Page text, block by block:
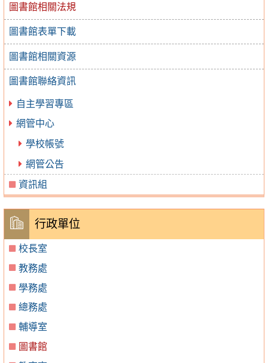
圖書館相關法規
圖書館表單下載
圖書館相關資源
圖書館聯絡資訊
自主學習專區
網管中心
學校帳號
網管公告
資訊組
行政單位
校長室
教務處
學務處
總務處
輔導室
圖書館